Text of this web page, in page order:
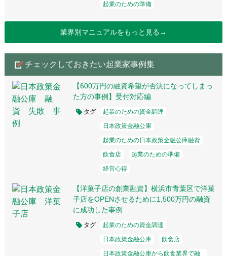
起業のための準備
業界別マニュアルをもっと見る→
チェックしておきたい起業家事例集
【600万円の融資希望が否決になってしまっ
た方の事例】受付対応編
タグ
起業のための資金調達
日本政策金融公庫
起業のための日本政策金融公庫融資
飲食店
起業のための準備
経営心得
【洋菓子店の創業融資】横浜市青葉区で洋菓
子店をOPENさせるために1,500万円の融資
に成功した事例
タグ
起業のための資金調達
日本政策金融公庫
飲食店
日本政策金融公庫から飲食業界で融